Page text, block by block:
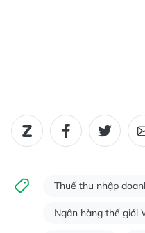
Thuế thu nhập
Ngân hàng thế giới